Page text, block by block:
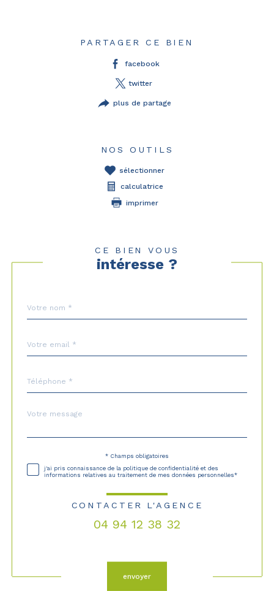
PARTAGER CE BIEN
facebook
twitter
plus de partage
NOS OUTILS
sélectionner
calculatrice
imprimer
CE BIEN VOUS
intéresse ?
par
*
*
*
Fieldset
Message
*
* Champs obligatoires
j'ai pris connaissance de la politique de confidentialité et des
informations relatives au traitement de mes données personnelles*
CONTACTER L'AGENCE
04 94 12 38 32
envoyer